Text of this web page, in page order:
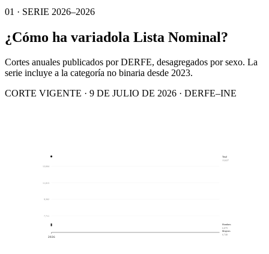
01 · SERIE 2026–2026
¿Cómo ha variadola Lista Nominal?
Cortes anuales publicados por DERFE, desagregados por sexo. La
serie incluye a la categoría no binaria desde 2023.
CORTE VIGENTE · 9 DE JULIO DE 2026 · DERFE–INE
7,711
9,362
11,013
12,664
2026
Total
13,627
Mujeres
6,748
Hombres
6,879